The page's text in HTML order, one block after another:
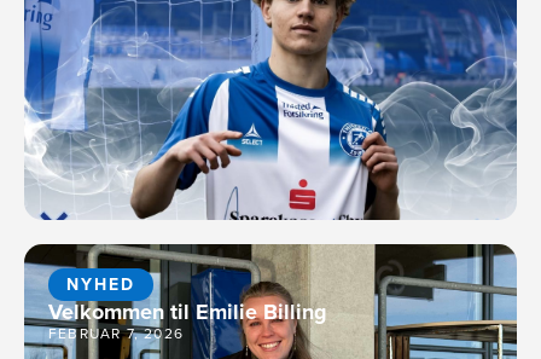
NYHED
Velkommen til Emilie Billing
FEBRUAR 7, 2026